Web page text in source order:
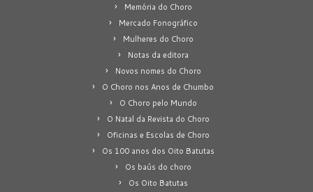
Memória do Choro
Mercado Fonográfico
Mulheres do Choro
Notas da editora
Novos nomes do Choro
O Choro nos Anos de Chumbo
O Choro pelo Mundo
O Natal da Revista do Choro
Oficinas e Escolas de Choro
Os 100 anos dos Oito Batutas
Os baús do choro
Os Oito Batutas